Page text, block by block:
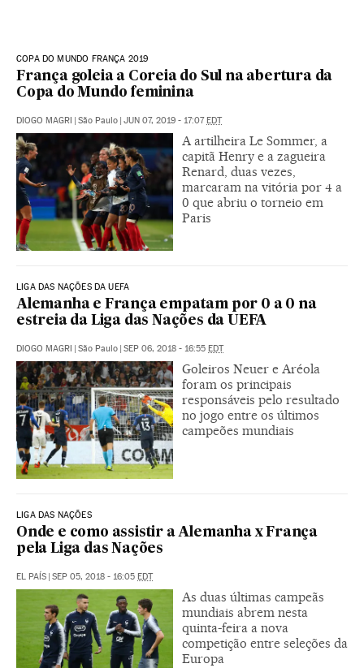
COPA DO MUNDO FRANÇA 2019
França goleia a Coreia do Sul na abertura da
Copa do Mundo feminina
DIOGO MAGRI São Paulo JUN 07, 2019 - 17:07 EDT
A artilheira Le Sommer, a
capitã Henry e a zagueira
Renard, duas vezes,
marcaram na vitória por 4 a
0 que abriu o torneio em
Paris
LIGA DAS NAÇÕES DA UEFA
Alemanha e França empatam por 0 a 0 na
estreia da Liga das Nações da UEFA
DIOGO MAGRI São Paulo SEP 06, 2018 - 16:55 EDT
Goleiros Neuer e Aréola
foram os principais
responsáveis pelo resultado
no jogo entre os últimos
campeões mundiais
LIGA DAS NAÇÕES
Onde e como assistir a Alemanha x França
pela Liga das Nações
EL PAÍS | SEP 05, 2018 - 16:05 EDT
As duas últimas campeãs
mundiais abrem nesta
quinta-feira a nova
competição entre seleções da
Europa